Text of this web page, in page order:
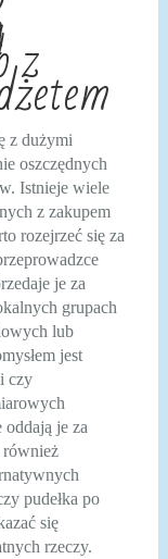
z
z dużymi
oszczędnych
Istnieje wiele
z zakupem
rozejrzeć się za
je za
grupach
lub
jest
czy
je za
również
pudełka po
się
rzeczy.